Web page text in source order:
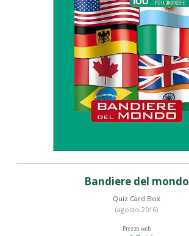
Bandiere del mondo
Quiz Card Box
(agosto 2016)
Prezzo web